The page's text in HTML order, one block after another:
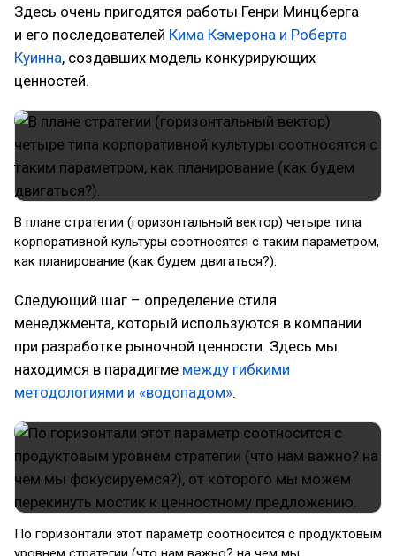
Здесь очень пригодятся работы Генри Минцберга
и его последователей Кима Кэмерона и Роберта
Куинна, создавших модель конкурирующих
ценностей.
В плане стратегии (горизонтальный вектор) четыре типа
корпоративной культуры соотносятся с таким параметром,
как планирование (как будем двигаться?).
Следующий шаг – определение стиля
менеджмента, который используются в компании
при разработке рыночной ценности. Здесь мы
находимся в парадигме между гибкими
методологиями и «водопадом».
По горизонтали этот параметр соотносится с продуктовым